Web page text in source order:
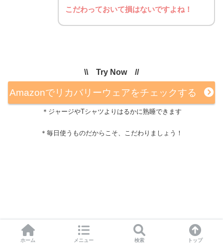
こだわっておいて損はないですよね！
\\ Try Now //
Amazonでリカバリーウェアをチェックする
＊ジャージやTシャツよりはるかに熟睡できます
＊毎日使うものだからこそ、こだわりましょう！
加湿器
ホーム メニュー 検索 トップ